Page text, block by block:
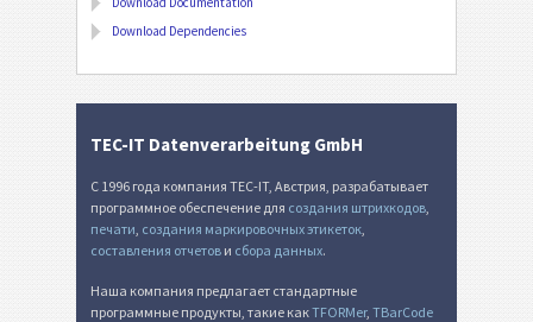
Download Dependencies
TEC-IT Datenverarbeitung GmbH
С 1996 года компания TEC-IT, Австрия, разрабатывает
программное обеспечение для создания штрихкодов
печати создания маркировочных этикеток
составления отчетов и сбора данных.
Наша компания предлагает стандартные
программные продукты, такие какTFORMer, TBarCode